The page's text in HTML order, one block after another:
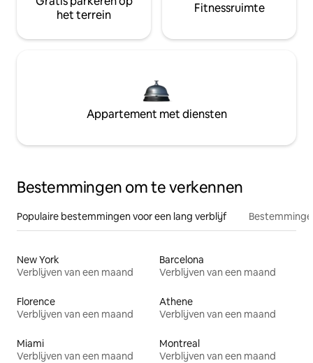
het terrein
Fitnessruimte
Appartement met diensten
Bestemmingen om te verkennen
Populaire bestemmingen voor een lang verblijf
New York
Verblijven van een maand
Barcelona
Verblijven van een maand
Florence
Verblijven van een maand
Athene
Verblijven van een maand
Miami
Verblijven van een maand
Montreal
Verblijven van een maand